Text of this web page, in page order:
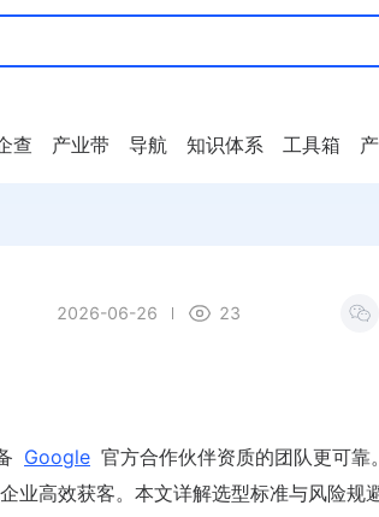
查 产业带 导航 知识体系 工具箱
2026-06-26 23
Google 官方合作伙伴资质的团队更可靠
业高效获客。本文详解选型标准与风险规